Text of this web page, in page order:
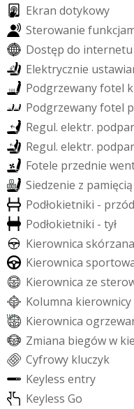
Ekran dotykowy
Sterowanie funkcja
Dostęp do internetu
Elektrycznie ustawia
Podgrzewanyfotel k
Podgrzewanyfotel p
Regul. elektr. podpar
Regul. elektr. podpar
Fotele przednie wen
Siedzenie z pamięcią
Podłokietniki - przód
Podłokietniki - tył
Kierownica skórzana
Kierownica sportow
Kierownica ze stero
Kolumna kierownicy
Kierownica ogrzewa
Zmiana biegóww kie
Cyfrowy kluczyk
Keyless entry
Keyless Go